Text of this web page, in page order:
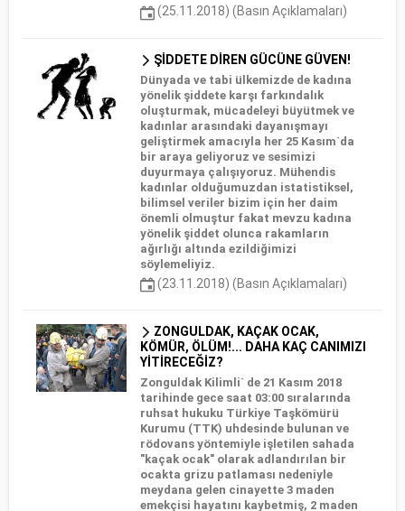
(25.11.2018) (Basın Açıklamaları)
ŞİDDETE DİREN GÜCÜNE GÜVEN!
Dünyada ve tabi ülkemizde de kadına
yönelik şiddete karşı farkındalık
oluşturmak, mücadeleyi büyütmek ve
kadınlar arasındaki dayanışmayı
geliştirmek amacıyla her 25 Kasım`da
bir araya geliyoruz ve sesimizi
duyurmaya çalışıyoruz. Mühendis
kadınlar olduğumuzdan istatistiksel,
bilimsel veriler bizim için her daim
önemli olmuştur fakat mevzu kadına
yönelik şiddet olunca rakamların
ağırlığı altında ezildiğimizi
söylemeliyiz.
(23.11.2018) (Basın Açıklamaları)
ZONGULDAK, KAÇAK OCAK,
KÖMÜR, ÖLÜM!... DAHA KAÇ CANIMIZI
YİTİRECEĞİZ?
Zonguldak Kilimli` de 21 Kasım 2018
tarihinde gece saat 03:00 sıralarında
ruhsat hukuku Türkiye Taşkömürü
Kurumu (TTK) uhdesinde bulunan ve
rödovans yöntemiyle işletilen sahada
"kaçak ocak" olarak adlandırılan bir
ocakta grizu patlaması nedeniyle
meydana gelen cinayette 3 maden
emekçisi hayatını kaybetmiş, 2 maden